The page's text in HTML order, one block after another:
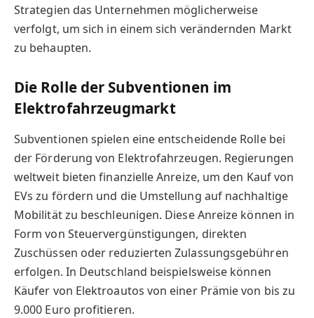
Strategien das Unternehmen möglicherweise
verfolgt, um sich in einem sich verändernden Markt
zu behaupten.
Die Rolle der Subventionen im
Elektrofahrzeugmarkt
Subventionen spielen eine entscheidende Rolle bei
der Förderung von Elektrofahrzeugen. Regierungen
weltweit bieten finanzielle Anreize, um den Kauf von
EVs zu fördern und die Umstellung auf nachhaltige
Mobilität zu beschleunigen. Diese Anreize können in
Form von Steuervergünstigungen, direkten
Zuschüssen oder reduzierten Zulassungsgebühren
erfolgen. In Deutschland beispielsweise können
Käufer von Elektroautos von einer Prämie von bis zu
9.000 Euro profitieren.